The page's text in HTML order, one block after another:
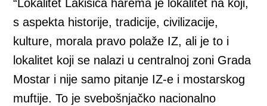
“Lokalitet Lakišića harema je lokalitet na koji,
s aspekta historije, tradicije, civilizacije,
kulture, morala pravo polaže IZ, ali je to i
lokalitet koji se nalazi u centralnoj zoni Grada
Mostar i nije samo pitanje IZ-e i mostarskog
muftije. To je svebošnjačko nacionalno